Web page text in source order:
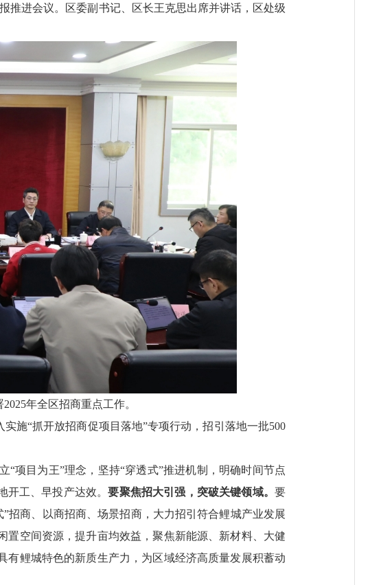
进会议。区委副书记、区长王克思出席并讲话，区处级
年全区招商重点工作。
“抓开放招商促项目落地”专项行动，招引落地一批500
“项目为王”理念，坚持“穿透式”推进机制，明确时间节点
开工、早投产达效。要聚焦招大引强，突破关键领域。要
招商、以商招商、场景招商，大力招引符合鲤城产业发展
置空间资源，提升亩均效益，聚焦新能源、新材料、大健
鲤城特色的新质生产力，为区域经济高质量发展积蓄动